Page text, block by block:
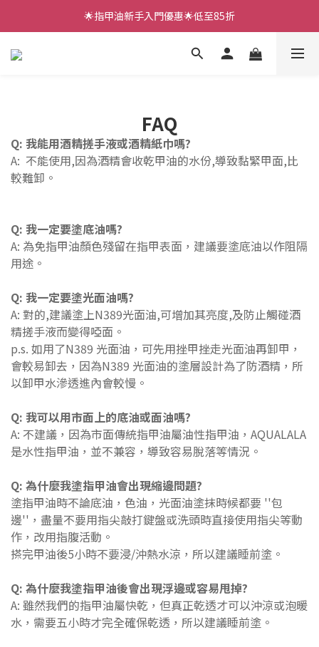
🌟指甲油新手入門優惠🌟低至85折
🌟指甲油新手入門優惠🌟低至85折
低至88折✨LUNACACA新手套裝 (燈機、面油、三款甲貼）
FAQ
Q: 我能用酒精搓手液或酒精紙巾嗎?
A: 不能使用,因為酒精會收乾甲油的水份,導致黏緊甲面,比
較難卸 。
Q: 我一定要塗底油嗎?
A: 為免指甲油顏色殘留在指甲表面，建議要塗底油以作阻隔
用途。
Q: 我一定要塗光面油嗎?
A: 對的,建議塗上N389光面油,可增加其亮度,及防止觸碰酒
精搓手液而變得啞面 。
p.s. 如用了N389 光面油，可先用挫甲挫走光面油再卸甲，
會較易卸去，因為N389 光面油的塗層設計為了防酒精，所
以卸甲水滲透進內會較慢。
Q: 我可以用市面上的底油或面油嗎?
A: 不建議，因為市面傳統指甲油屬油性指甲油，AQUALALA
是水性指甲油，並不兼容，導致容易脫落等情況。
Q: 為什麼我塗指甲油會出現縮邊問題?
塗指甲油時不論底油，色油，光面油塗抹時候都要 ''包
邊''，盡量不要用指尖敲打鍵盤或洗頭時直接使用指尖等動
作，改用指腹活動。
搽完甲油後5小時不要浸/沖熱水涼 ， 所以建議睡前塗。
Q: 為什麼我塗指甲油後會出現浮邊或容易甩掉?
A: 雖然我們的指甲油屬快乾，但真正乾透才可以沖涼或泡暖
水，需要五小時才完全確保乾透，所以建議睡前塗。